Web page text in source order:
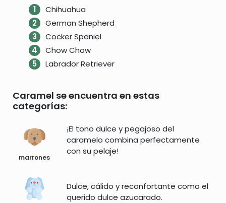
Chihuahua
German Shepherd
Cocker Spaniel
Chow Chow
Labrador Retriever
Caramel se encuentra en estas
categorías:
marrones
¡El tono dulce y pegajoso del
caramelo combina perfectamente
con su pelaje!
Dulce, cálido y reconfortante como el
querido dulce azucarado.